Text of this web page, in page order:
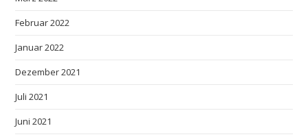
Februar 2022
Januar 2022
Dezember 2021
Juli 2021
Juni 2021